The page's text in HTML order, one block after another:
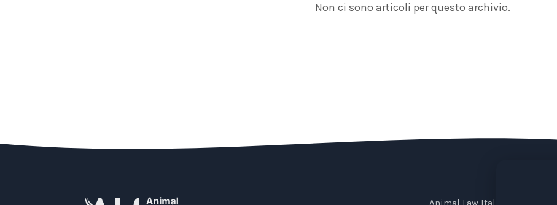
Non ci sono articoli per questo archivio.
Animal Law Italia is an